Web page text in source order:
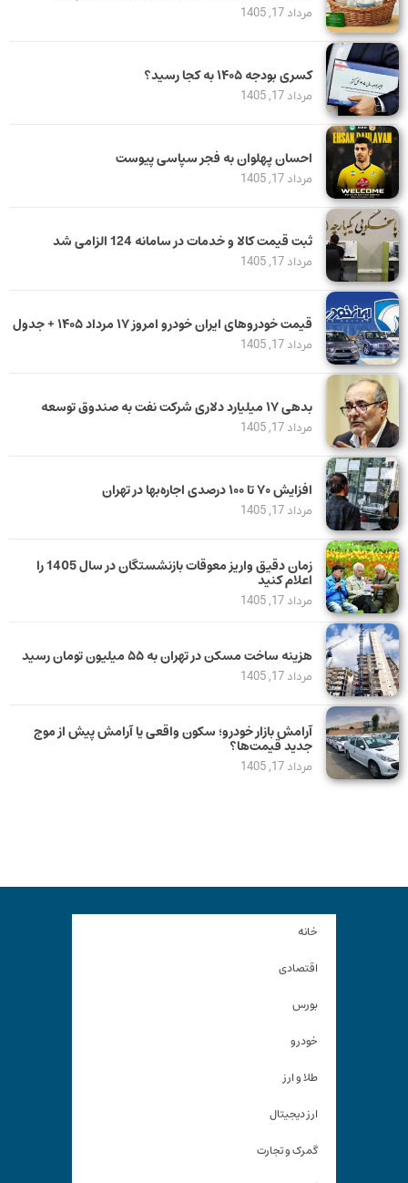
مرداد 17, 1405
کسری بودجه ۱۴۰۵ به کجا رسید؟
مرداد 17, 1405
احسان پهلوان به فجر سپاسی پیوست
مرداد 17, 1405
ثبت قیمت کالا و خدمات در سامانه 124 الزامی شد
مرداد 17, 1405
قیمت خودرو‌های ایران خودرو امروز ۱۷ مرداد ۱۴۰۵ + جدول
مرداد 17, 1405
بدهی ١٧ میلیارد دلاری شرکت نفت به صندوق توسعه
مرداد 17, 1405
افزایش ۷۰ تا ۱۰۰ درصدی اجاره‌بها در تهران
مرداد 17, 1405
زمان دقیق واریز معوقات بازنشستگان در سال 1405 را
اعلام کنید
مرداد 17, 1405
هزینه ساخت مسکن در تهران به ۵۵ میلیون تومان رسید
مرداد 17, 1405
آرامش بازار خودرو؛ سکون واقعی یا آرامش پیش از موج
جدید قیمت‌ها؟
مرداد 17, 1405
خانه
اقتصادی
بورس
خودرو
طلا و ارز
ارز دیجیتال
گمرک و تجارت